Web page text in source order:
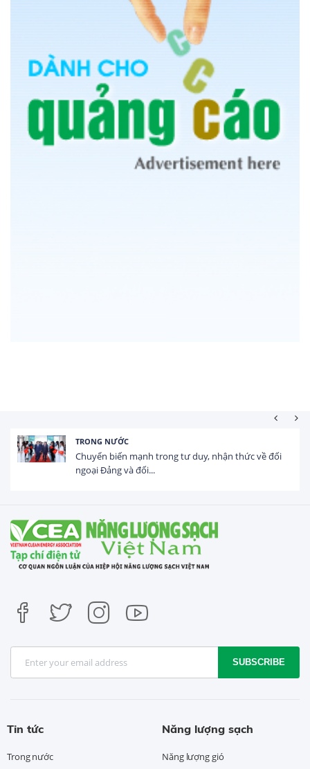
TRONG NƯỚC
Chuyển biến mạnh trong tư duy, nhận thức về đối
ngoại Đảng và đối...
SUBSCRIBE
Tin tức
Trong nước
Năng lượng sạch
Năng lượng gió